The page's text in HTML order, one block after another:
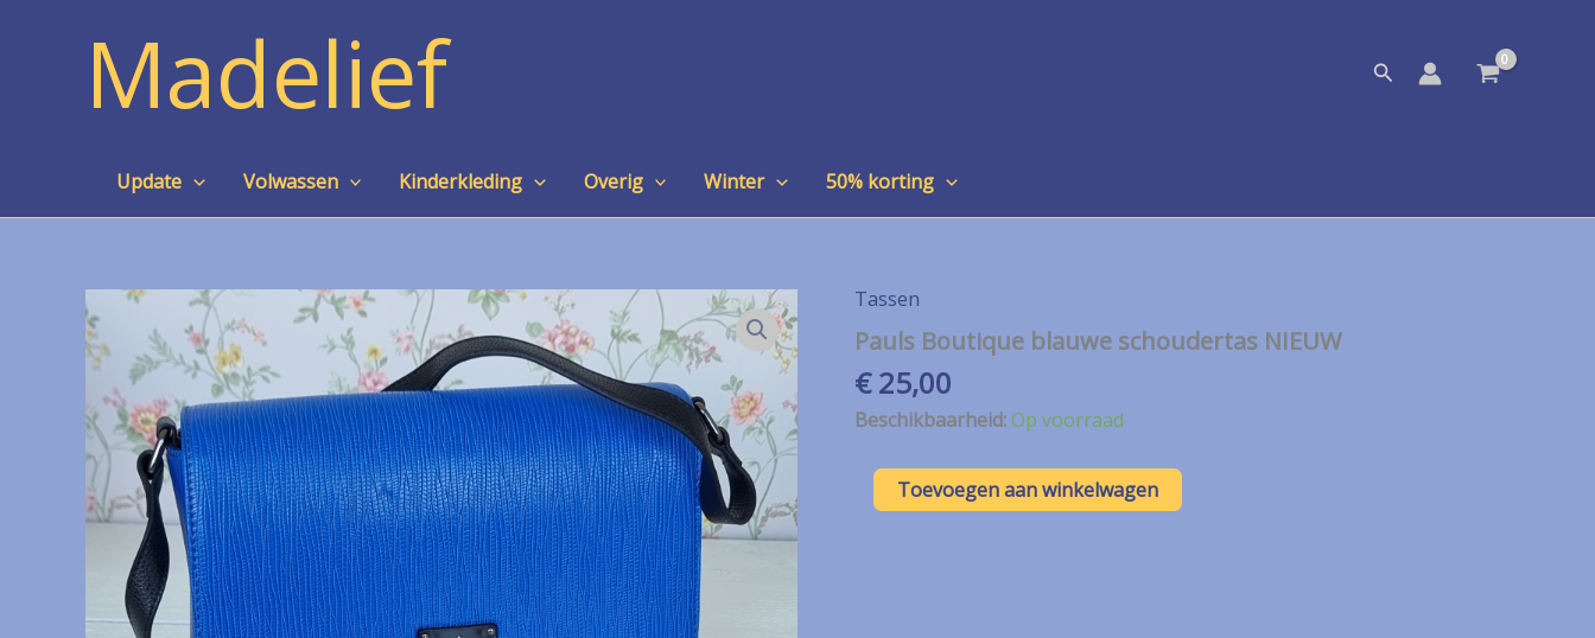
Madelief Zoeken
Update Volwassen Kinderkleding Overig Winter 50% korting
Tassen
Pauls Boutique blauwe schoudertas NIEUW
€25,00
Beschikbaarheid:Op voorraad
Pauls
BoutiqueToevoegen aan winkelwagen